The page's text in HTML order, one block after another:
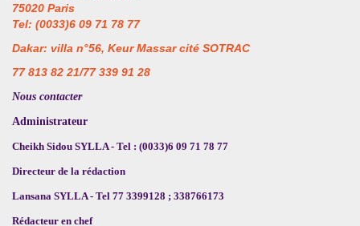
75020 Paris
Tel: (0033)6 09 71 78 77
Dakar: villa n°56, Keur Massar cité SOTRAC
77 813 82 21/77 339 91 28
Nous contacter
Administrateur
Cheikh Sidou SYLLA - Tel : (0033)6 09 71 78 77
Directeur de la rédaction
Lansana SYLLA - Tel 77 3399128 ; 338766173
Rédacteur en chef